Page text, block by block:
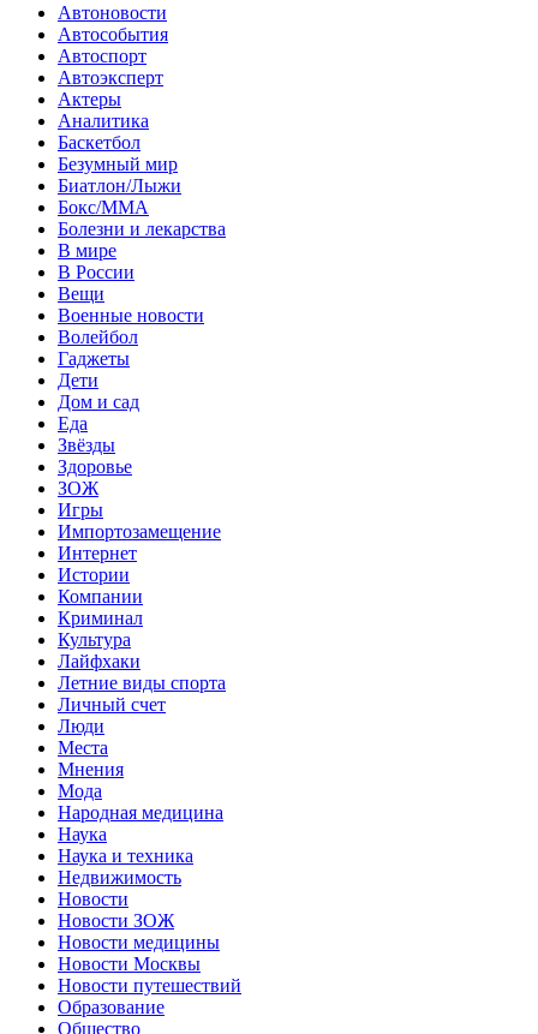
Автоновости
Автособытия
Автоспорт
Автоэксперт
Актеры
Аналитика
Баскетбол
Безумный мир
Биатлон/Лыжи
Бокс/MMA
Болезни и лекарства
В мире
В России
Вещи
Военные новости
Волейбол
Гаджеты
Дети
Дом и сад
Еда
Звёзды
Здоровье
ЗОЖ
Игры
Импортозамещение
Интернет
Истории
Компании
Криминал
Культура
Лайфхаки
Летние виды спорта
Личный счет
Люди
Места
Мнения
Мода
Народная медицина
Наука
Наука и техника
Недвижимость
Новости
Новости ЗОЖ
Новости медицины
Новости Москвы
Новости путешествий
Образование
Общество